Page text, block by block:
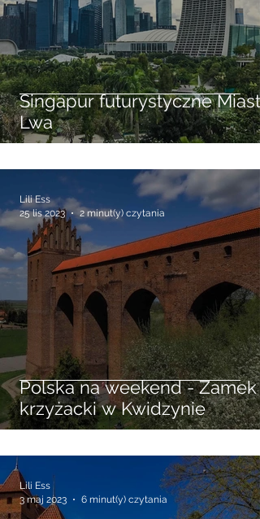
Singapur futurystyczne Miasto
Lwa
Polska na weekend - Zamek
krzyżacki w Kwidzynie
Lili Ess
25 lis 2023
2 minut(y) czytania
Lili Ess
3 maj 2023
6 minut(y) czytania